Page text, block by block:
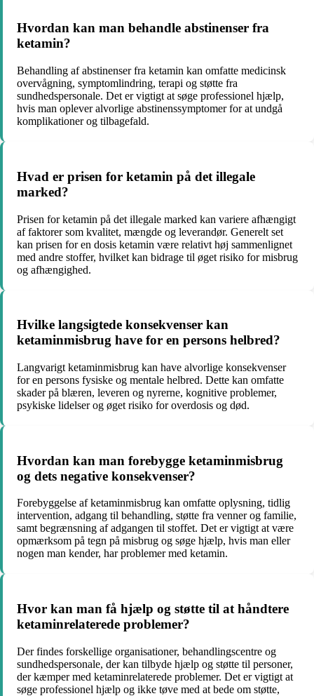
Hvordan kan man behandle abstinenser fra
ketamin?
Behandling af abstinenser fra ketamin kan omfatte medicinsk
overvågning, symptomlindring, terapi og støtte fra
sundhedspersonale. Det er vigtigt at søge professionel hjælp,
hvis man oplever alvorlige abstinenssymptomer for at undgå
komplikationer og tilbagefald.
Hvad er prisen for ketamin på det illegale
marked?
Prisen for ketamin på det illegale marked kan variere afhængigt
af faktorer som kvalitet, mængde og leverandør. Generelt set
kan prisen for en dosis ketamin være relativt høj sammenlignet
med andre stoffer, hvilket kan bidrage til øget risiko for misbrug
og afhængighed.
Hvilke langsigtede konsekvenser kan
ketaminmisbrug have for en persons helbred?
Langvarigt ketaminmisbrug kan have alvorlige konsekvenser
for en persons fysiske og mentale helbred. Dette kan omfatte
skader på blæren, leveren og nyrerne, kognitive problemer,
psykiske lidelser og øget risiko for overdosis og død.
Hvordan kan man forebygge ketaminmisbrug
og dets negative konsekvenser?
Forebyggelse af ketaminmisbrug kan omfatte oplysning, tidlig
intervention, adgang til behandling, støtte fra venner og familie,
samt begrænsning af adgangen til stoffet. Det er vigtigt at være
opmærksom på tegn på misbrug og søge hjælp, hvis man eller
nogen man kender, har problemer med ketamin.
Hvor kan man få hjælp og støtte til at håndtere
ketaminrelaterede problemer?
Der findes forskellige organisationer, behandlingscentre og
sundhedspersonale, der kan tilbyde hjælp og støtte til personer,
der kæmper med ketaminrelaterede problemer. Det er vigtigt at
søge professionel hjælp og ikke tøve med at bede om støtte,